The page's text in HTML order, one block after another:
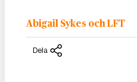
Abigail Sykes och LFT
Dela